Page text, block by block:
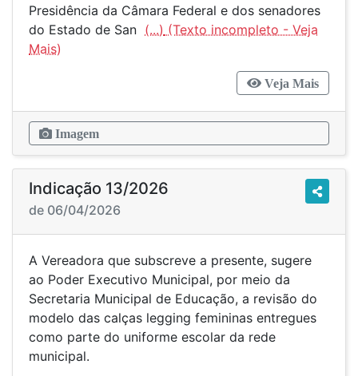
Presidência da Câmara Federal e dos senadores
do Estado de San (...)
Veja Mais
Imagem
Indicação 13/2026
de 06/04/2026
A Vereadora que subscreve a presente, sugere
ao Poder Executivo Municipal, por meio da
Secretaria Municipal de Educação, a revisão do
modelo das calças legging femininas entregues
como parte do uniforme escolar da rede
municipal.